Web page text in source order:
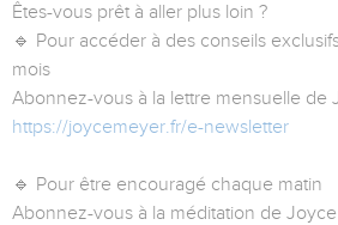
Êtes-vous prêt à aller plus loin ?
🔹 Pour accéder à des conseils
mois
Abonnez-vous à la lettre mensuelle de
https://joycemeyer.fr/e-newsletter
🔹 Pour être encouragé chaque matin
Abonnez-vous à la méditation de